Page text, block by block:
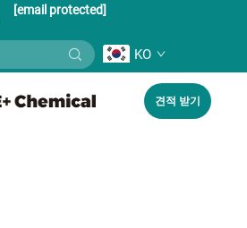
[email protected]
KO
견적 받기